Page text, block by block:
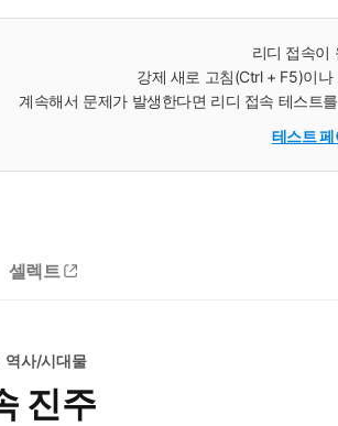
리디 접속이
강제 새로 고침(Ctrl + F5)이
계속해서 문제가 발생한다면 리디 접속 테스트
테스트
셀렉트
역사/시대물
진주